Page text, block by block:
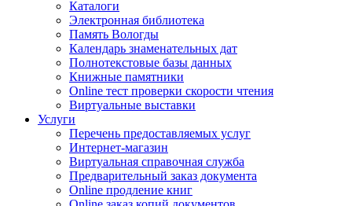
Каталоги
Электронная библиотека
Память Вологды
Календарь знаменательных дат
Полнотекстовые базы данных
Книжные памятники
Online тест проверки скорости чтения
Виртуальные выставки
Услуги
Перечень предоставляемых услуг
Интернет-магазин
Виртуальная справочная служба
Предварительный заказ документа
Online продление книг